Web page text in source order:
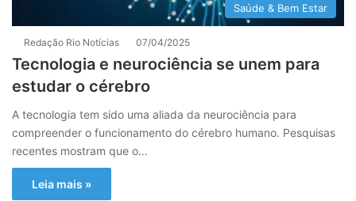
Saúde & Bem Estar
Redação Rio Notícias 07/04/2025
Tecnologia e neurociência se unem para
estudar o cérebro
A tecnologia tem sido uma aliada da neurociência para
compreender o funcionamento do cérebro humano. Pesquisas
recentes mostram que o…
Leia mais »